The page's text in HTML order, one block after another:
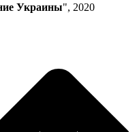
Украины", 2020